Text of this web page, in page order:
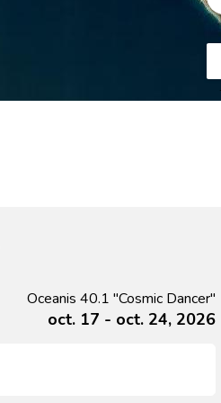
Oceanis 40.1 "Cosmic Dancer"
oct. 17 - oct. 24, 2026